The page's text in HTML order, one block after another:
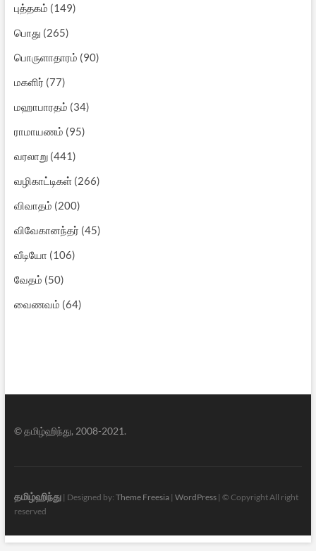
புத்தகம் (149)
பொது (265)
பொருளாதாரம் (90)
மகளிர் (77)
மஹாபாரதம் (34)
ராமாயணம் (95)
வரலாறு(441)
வழிகாட்டிகள்(266)
விவாதம் (200)
விவேகானந்தர் (45)
வீடியோ (106)
வேதம் (50)
வைணவம் (64)
© தமிழ்ஹிந்து, 2008-2021.
தமிழ்ஹிந்து| Designed by: Theme Freesia| WordPress| © Copyright All right
reserved